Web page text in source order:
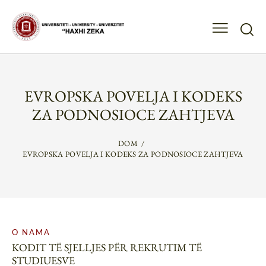
EVROPSKA POVELJA I KODEKS
ZA PODNOSIOCE ZAHTJEVA
DOM
EVROPSKA POVELJA I KODEKS ZA PODNOSIOCE ZAHTJEVA
O NAMA
KODIT TË SJELLJES PËR REKRUTIM TË
STUDIUESVE